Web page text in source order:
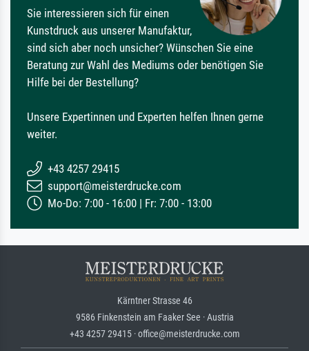
Sie interessieren sich für einen
Kunstdruck aus unserer Manufaktur,
sind sich aber noch unsicher? Wünschen Sie eine
Beratung zur Wahl des Mediums oder benötigen Sie
Hilfe bei der Bestellung?
Unsere Expertinnen und Experten helfen Ihnen gerne
weiter.
+43 4257 29415
support@meisterdrucke.com
Mo-Do: 7:00 - 16:00 | Fr: 7:00 - 13:00
Kärntner Strasse 46
9586 Finkenstein am Faaker See · Austria
+43 4257 29415 · office@meisterdrucke.com